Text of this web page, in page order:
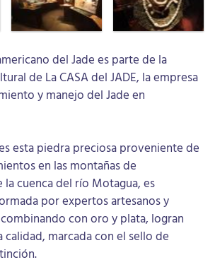
del Jade es parte de la
de La CASA del JADE, la empresa
y manejo del Jade en
esta piedra preciosa proveniente de
en las montañas de
la cuenca del río Motagua, es
por expertos artesanos y
con oro y plata, logran
calidad, marcada con el sello de